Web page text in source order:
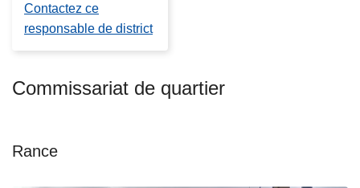
Contactez ce
responsable de district
Commissariat de quartier
Rance